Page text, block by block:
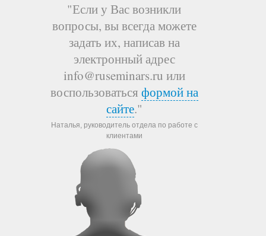
"Если у Вас возникли
вопросы, вы всегда можете
задать их, написав на
электронный адрес
info@ruseminars.ru или
воспользоваться формой на
сайте."
Наталья, руководитель отдела по работе с
клиентами